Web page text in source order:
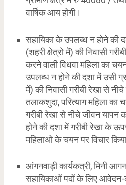
वार्षिक आय होगी।
सहायिका के उपलब्ध न होने की
(शहरी क्षेत्रो में) की निवासी
करने वाली विधवा महिला का
उपलब्ध न होने की दशा में उसी
में) की निवासी गरीबी रेखा से
तलाकशुदा, परित्याग महिला का
गरीबी रेखा से नीचे जीवन यापन
होने की दशा में गरीबी रेखा के
महिलाओ के चयन पर विचार
आंगनवाड़ी कार्यकत्री, मिनी
सहायिकाओं पदों के लिए आवेदन-